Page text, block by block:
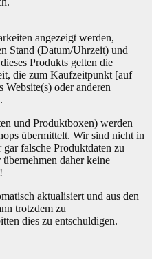
angezeigt werden,
Stand (Datum/Uhrzeit) und
Produkts gelten die
die zum Kaufzeitpunkt [auf
Website(s) oder anderen
und Produktboxen) werden
übermittelt. Wir sind nicht in
falsche Produktdaten zu
daher keine
aktualisiert und aus den
trotzdem zu
dies zu entschuldigen.